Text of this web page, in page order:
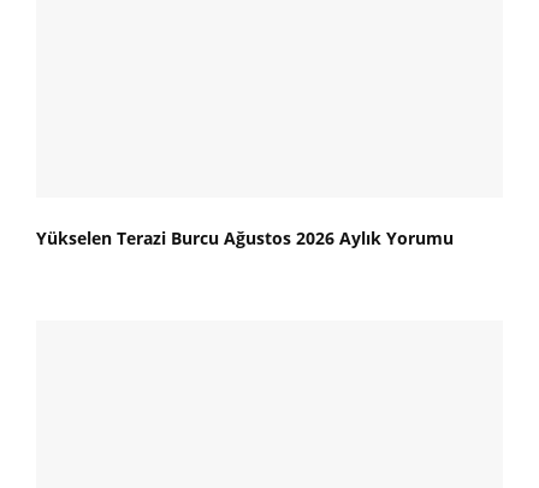
Yükselen Terazi Burcu Ağustos 2026 Aylık Yorumu